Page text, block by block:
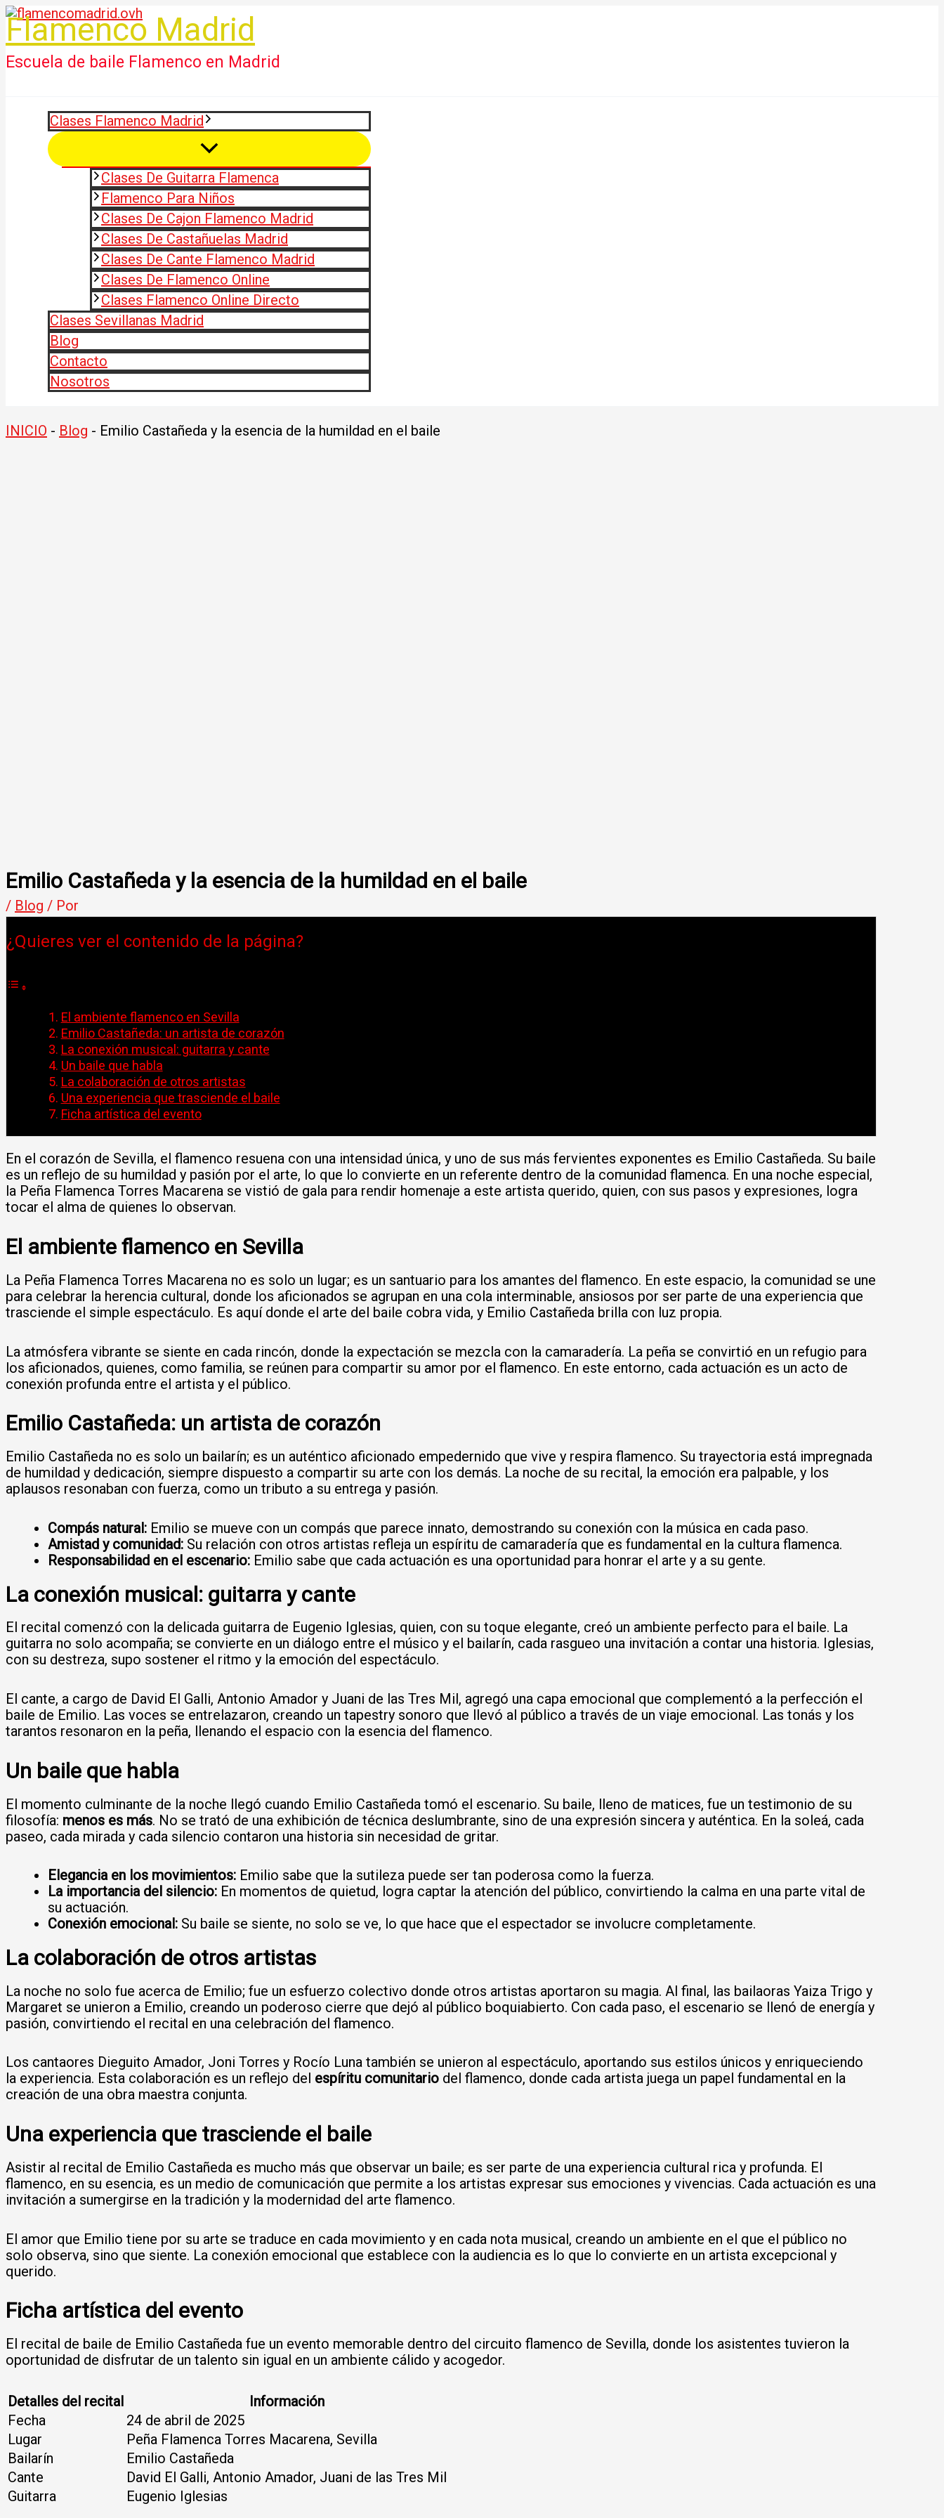
Ir
al
contenido
Flamenco Madrid
Escuela de baile Flamenco en Madrid
Clases Flamenco Madrid
Clases De Guitarra Flamenca
Flamenco Para Niños
Clases De Cajon Flamenco Madrid
Clases De Castañuelas Madrid
Clases De Cante Flamenco Madrid
Clases De Flamenco Online
Clases Flamenco Online Directo
Clases Sevillanas Madrid
Blog
Contacto
Nosotros
INICIO - Blog - Emilio Castañeda y la esencia de la humildad en el baile
Emilio Castañeda y la esencia de la humildad en el baile
/ Blog / Por
¿Quieres ver el contenido de la página?
El ambiente flamenco en Sevilla
Emilio Castañeda: un artista de corazón
La conexión musical: guitarra y cante
Un baile que habla
La colaboración de otros artistas
Una experiencia que trasciende el baile
Ficha artística del evento
En el corazón de Sevilla, el flamenco resuena con una intensidad única, y uno de sus más fervientes exponentes es Emilio Castañeda. Su baile
es un reflejo de su humildad y pasión por el arte, lo que lo convierte en un referente dentro de la comunidad flamenca. En una noche especial,
la Peña Flamenca Torres Macarena se vistió de gala para rendir homenaje a este artista querido, quien, con sus pasos y expresiones, logra
tocar el alma de quienes lo observan.
El ambiente flamenco en Sevilla
La Peña Flamenca Torres Macarena no es solo un lugar; es un santuario para los amantes del flamenco. En este espacio, la comunidad se une
para celebrar la herencia cultural, donde los aficionados se agrupan en una cola interminable, ansiosos por ser parte de una experiencia que
trasciende el simple espectáculo. Es aquí donde el arte del baile cobra vida, y Emilio Castañeda brilla con luz propia.
La atmósfera vibrante se siente en cada rincón, donde la expectación se mezcla con la camaradería. La peña se convirtió en un refugio para
los aficionados, quienes, como familia, se reúnen para compartir su amor por el flamenco. En este entorno, cada actuación es un acto de
conexión profunda entre el artista y el público.
Emilio Castañeda: un artista de corazón
Emilio Castañeda no es solo un bailarín; es un auténtico aficionado empedernido que vive y respira flamenco. Su trayectoria está impregnada
de humildad y dedicación, siempre dispuesto a compartir su arte con los demás. La noche de su recital, la emoción era palpable, y los
aplausos resonaban con fuerza, como un tributo a su entrega y pasión.
Compás natural: Emilio se mueve con un compás que parece innato, demostrando su conexión con la música en cada paso.
Amistad y comunidad: Su relación con otros artistas refleja un espíritu de camaradería que es fundamental en la cultura flamenca.
Responsabilidad en el escenario: Emilio sabe que cada actuación es una oportunidad para honrar el arte y a su gente.
La conexión musical: guitarra y cante
El recital comenzó con la delicada guitarra de Eugenio Iglesias, quien, con su toque elegante, creó un ambiente perfecto para el baile. La
guitarra no solo acompaña; se convierte en un diálogo entre el músico y el bailarín, cada rasgueo una invitación a contar una historia. Iglesias,
con su destreza, supo sostener el ritmo y la emoción del espectáculo.
El cante, a cargo de David El Galli, Antonio Amador y Juani de las Tres Mil, agregó una capa emocional que complementó a la perfección el
baile de Emilio. Las voces se entrelazaron, creando un tapestry sonoro que llevó al público a través de un viaje emocional. Las tonás y los
tarantos resonaron en la peña, llenando el espacio con la esencia del flamenco.
Un baile que habla
El momento culminante de la noche llegó cuando Emilio Castañeda tomó el escenario. Su baile, lleno de matices, fue un testimonio de su
filosofía: menos es más. No se trató de una exhibición de técnica deslumbrante, sino de una expresión sincera y auténtica. En la soleá, cada
paseo, cada mirada y cada silencio contaron una historia sin necesidad de gritar.
Elegancia en los movimientos: Emilio sabe que la sutileza puede ser tan poderosa como la fuerza.
La importancia del silencio: En momentos de quietud, logra captar la atención del público, convirtiendo la calma en una parte vital de
su actuación.
Conexión emocional: Su baile se siente, no solo se ve, lo que hace que el espectador se involucre completamente.
La colaboración de otros artistas
La noche no solo fue acerca de Emilio; fue un esfuerzo colectivo donde otros artistas aportaron su magia. Al final, las bailaoras Yaiza Trigo y
Margaret se unieron a Emilio, creando un poderoso cierre que dejó al público boquiabierto. Con cada paso, el escenario se llenó de energía y
pasión, convirtiendo el recital en una celebración del flamenco.
Los cantaores Dieguito Amador, Joni Torres y Rocío Luna también se unieron al espectáculo, aportando sus estilos únicos y enriqueciendo
la experiencia. Esta colaboración es un reflejo del espíritu comunitario del flamenco, donde cada artista juega un papel fundamental en la
creación de una obra maestra conjunta.
Una experiencia que trasciende el baile
Asistir al recital de Emilio Castañeda es mucho más que observar un baile; es ser parte de una experiencia cultural rica y profunda. El
flamenco, en su esencia, es un medio de comunicación que permite a los artistas expresar sus emociones y vivencias. Cada actuación es una
invitación a sumergirse en la tradición y la modernidad del arte flamenco.
El amor que Emilio tiene por su arte se traduce en cada movimiento y en cada nota musical, creando un ambiente en el que el público no
solo observa, sino que siente. La conexión emocional que establece con la audiencia es lo que lo convierte en un artista excepcional y
querido.
Ficha artística del evento
El recital de baile de Emilio Castañeda fue un evento memorable dentro del circuito flamenco de Sevilla, donde los asistentes tuvieron la
oportunidad de disfrutar de un talento sin igual en un ambiente cálido y acogedor.
Detalles del recital
Información
Fecha
24 de abril de 2025
Lugar
Peña Flamenca Torres Macarena, Sevilla
Bailarín
Emilio Castañeda
Cante
David El Galli, Antonio Amador, Juani de las Tres Mil
Guitarra
Eugenio Iglesias